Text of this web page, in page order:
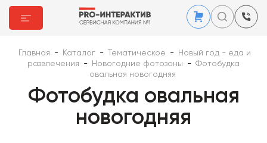
Главная - Каталог - Тематическое -
Новый год - еда и
развлечения
- Новогодние фотозоны - Фотобудка
овальная новогодняя
Фотобудка овальная
новогодняя